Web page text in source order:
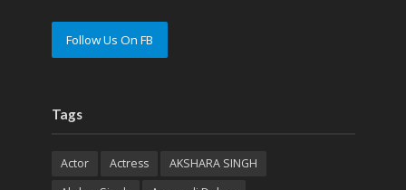
Follow Us On FB
Tags
Actor Actress
AKSHARA SINGH